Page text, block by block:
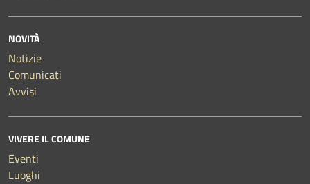
NOVITÀ
Notizie
Comunicati
Avvisi
VIVERE IL COMUNE
Eventi
Luoghi